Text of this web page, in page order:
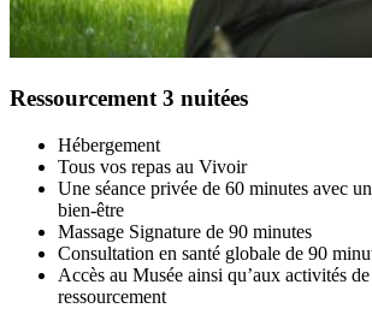
Ressourcement 3 nuitées
Hébergement
Tous vos repas au Vivoir
Une séance privée de 60 minutes avec
bien-être
Massage Signature de 90 minutes
Consultation en santé globale de 90
Accès au Musée ainsi qu’aux activités
ressourcement